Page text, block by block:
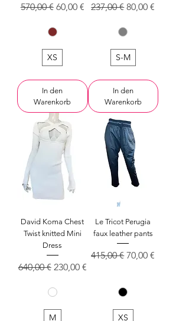
Standardpreis
570,00 € Sale-Preis
60,00 €
XS
In den
Warenkorb
Standardpreis
237,00 €Sale-Preis
80,00 €
S-M
In den
Warenkorb
David Koma Chest
Twist knitted Mini
Dress
Standardpreis
640,00 € Sale-Preis
230,00 €
M
Le Tricot Perugia
faux leather pants
Standardpreis
415,00 €Sale-Preis
70,00 €
XS